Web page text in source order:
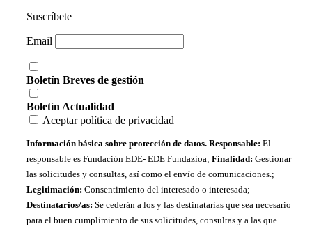
Suscríbete
Email
Boletín Breves de gestión
Boletín Actualidad
Aceptar política de privacidad
Información básica sobre protección de datos. Responsable: El
responsable es Fundación EDE- EDE Fundazioa; Finalidad: Gestionar
las solicitudes y consultas, así como el envío de comunicaciones.;
Legitimación: Consentimiento del interesado o interesada;
Destinatarios/as: Se cederán a los y las destinatarias que sea necesario
para el buen cumplimiento de sus solicitudes, consultas y a las que